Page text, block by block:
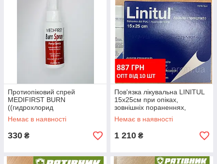
Протиопіковий спрей
MEDIFIRST BURN
((гидрохлорид
ледокаина),аналог Burnshield
(УТА)
Немає в наявності
330 ₴
Пов'язка лікувальна LINITUL
15х25см при опіках,
зовнішніх пораненнях,
пролежнях, трофічних
виразках. ОРИГІНАЛ (СТМ)
Немає в наявності
1 210 ₴